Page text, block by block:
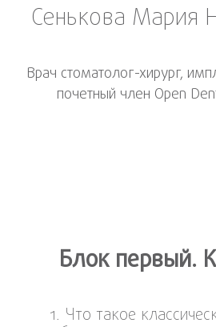
Сенькова Мария
Врач стоматолог-хирург,
почетный член Open
Блок первый.
1. Что такое